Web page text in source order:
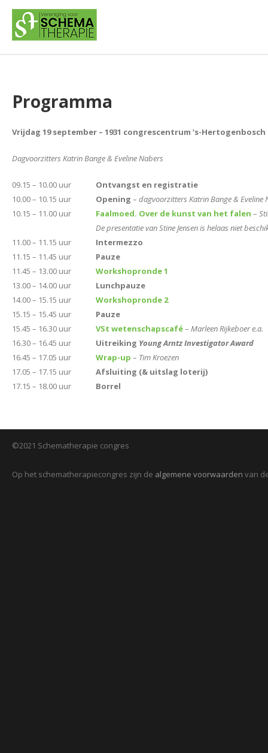
Programma
Vrijdag 19 september – 1931 congrescentrum ‘s-Hertogenbosch
Dagvoorzitters Katrin Bange & Eveline Nabers
09.15 – 10.00 uur
Ontvangst en registratie
10.00 – 10.15 uur
Opening – dagvoorzitters Katrin Bange & Eveline
10.15 – 11.00 uur
Faalmoed. Over de kunst van het falen –
De presentatie van Stine Jensen is helaas niet
11.00 – 11.15 uur
Intermezzo
11.15 – 11.45 uur
Pauze
11.45 – 13.00 uur
Workshopronde 1
13.00 – 14.00 uur
Lunchpauze
14.00 – 15.15 uur
Workshopronde 2
15.15 – 15.45 uur
Pauze
15.45 – 16.30 uur
VSt wetenschapscafé– Marleen Rijkeboer e.a.
16.30 – 16.45 uur
Uitreiking Young Arntz Investigator Award
16.45 – 17.05 uur
Wrap-up – Tim Kroezen
17.05 – 17.15 uur
Afsluiting (& uitslag loterij)
17.15 – 18.00 uur
Borrel
©2021 Schematherapie congres
Op het schematherapiecongres zijn de algemene voorwaarden van